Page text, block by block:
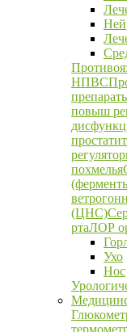
НПВС
повыш
похмелья
(ЦНС)
ртаЛОР
Ухо
Нос